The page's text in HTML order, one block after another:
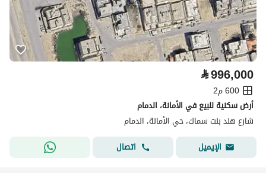
⃁996,000
600 م2
أرض سكنية للبيع في الأمانة، الدمام
شارع هند بنت سماك، حي الأمانة، الدمام
الإيميل
اتصال